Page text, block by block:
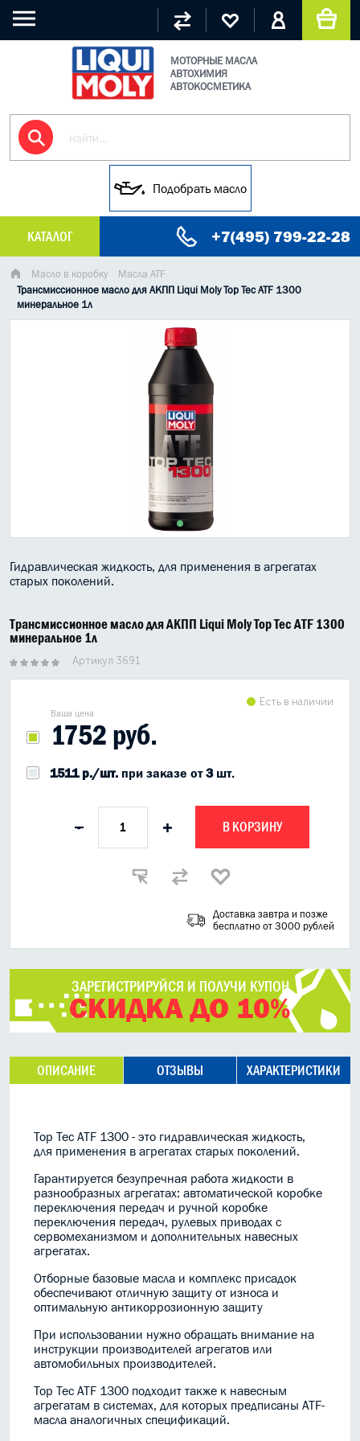
МОТОРНЫЕ МАСЛА
АВТОХИМИЯ
АВТОКОСМЕТИКА
Подобрать масло
КАТАЛОГ +7(495) 799-22-28
МАСЛО МОТОРНОЕ
ГРУЗОВЫЕ МАСЛА
АНТИФРИЗЫ СПЕЦЖИДКОСТИ
АВТО КОСМЕТИКА
МОТО МАСЛА
ВСЕ БРЕНДЫ
Масло в коробку
Масла ATF
Трансмиссионное масло для АКПП Liqui Moly Top Tec ATF 1300
минеральное 1л
Гидравлическая жидкость, для применения в агрегатах
старых поколений.
Трансмиссионное масло для АКПП Liqui Moly Top Tec ATF 1300
минеральное 1л
Артикул 3691
Ваша цена
1752 руб.
Есть в наличии
1511 р./шт. при заказе от3шт.
- + В КОРЗИНУ
Доставка завтра и позже
бесплатно от 3000 рублей
ЗАРЕГИСТРИРУЙСЯ И ПОЛУЧИ КУПОН
СКИДКА ДО 10%
ОПИСАНИЕ ОТЗЫВЫ ХАРАКТЕРИСТИКИ
Top Tec ATF 1300 - это гидравлическая жидкость,
для применения в агрегатах старых поколений.
Гарантируется безупречная работа жидкости в
разнообразных агрегатах: автоматической коробке
переключения передач и ручной коробке
переключения передач, рулевых приводах с
сервомеханизмом и дополнительных навесных
агрегатах.
Отборные базовые масла и комплекс присадок
обеспечивают отличную защиту от износа и
оптимальную антикоррозионную защиту
При использовании нужно обращать внимание на
инструкции производителей агрегатов или
автомобильных производителей.
Top Tec ATF 1300 подходит также к навесным
агрегатам в системах, для которых предписаны ATF-
масла аналогичных спецификаций.